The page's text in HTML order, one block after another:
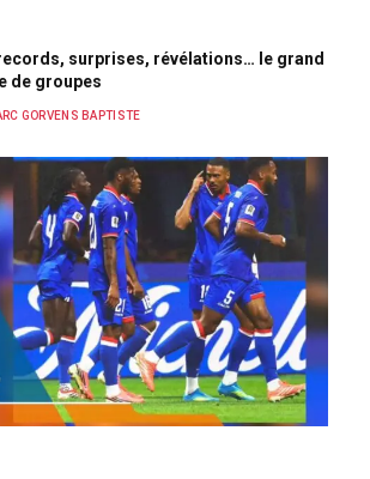
surprises, révélations… le grand
de groupes
GORVENS BAPTISTE